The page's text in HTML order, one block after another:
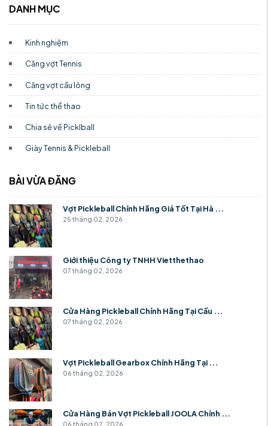
DANH MỤC
Kinh nghiệm
Căng vợt Tennis
Căng vợt cầu lông
Tin tức thể thao
Chia sẻ về Picklball
Giày Tennis & Pickleball
BÀI VỪA ĐĂNG
Vợt Pickleball Chính Hãng Giá Tốt Tại Hà ...
25 tháng 02, 2026
Giới thiệu Công ty TNHH Vietthethao
07 tháng 02, 2026
Cửa Hàng Pickleball Chính Hãng Tại Cầu ...
07 tháng 02, 2026
Vợt Pickleball Gearbox Chính Hãng Tại ...
06 tháng 02, 2026
Cửa Hàng Bán Vợt Pickleball JOOLA Chính ...
06 tháng 02, 2026